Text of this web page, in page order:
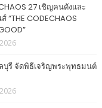
27 เชิญคนดังและ
CODECHAOS
บุรี จัดพิธีเจริญพระพุทธมนต์